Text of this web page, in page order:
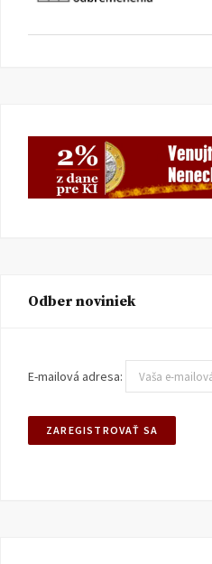
Odber noviniek
E-mailová adresa: